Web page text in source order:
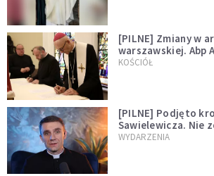
[PILNE] Zmiany w
warszawskiej. Abp
wręczył dekrety
KOŚCIÓŁ
[PILNE] Podjęto
Sawielewicza. Nie
mediach
WYDARZENIA